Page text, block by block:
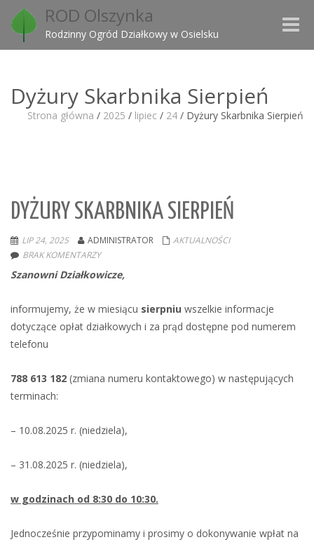
ROD Olszynka
Rodzinny Ogród Działkowy w Osielsku
Toggle
Dyżury Skarbnika Sierpień
Strona główna / 2025 / lipiec / 24 / Dyżury Skarbnika Sierpień
DYŻURY SKARBNIKA SIERPIEŃ
LIP 24, 2025 ADMINISTRATOR
AKTUALNOŚCI
BRAK KOMENTARZY
Szanowni Działkowicze,
informujemy, że w miesiącu sierpniu wszelkie informacje
dotyczące opłat działkowych i za prąd dostępne pod numerem
telefonu
788 613 182 (zmiana numeru kontaktowego) w następujących
terminach:
– 10.08.2025 r. (niedziela),
– 31.08.2025 r. (niedziela),
w godzinach od 8:30 do 10:30.
Jednocześnie przypominamy i prosimy o dokonywanie wpłat na